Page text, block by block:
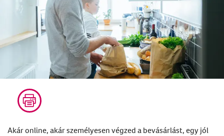
Akár online, akár személyesen végzed a bevásárlást, egy jól